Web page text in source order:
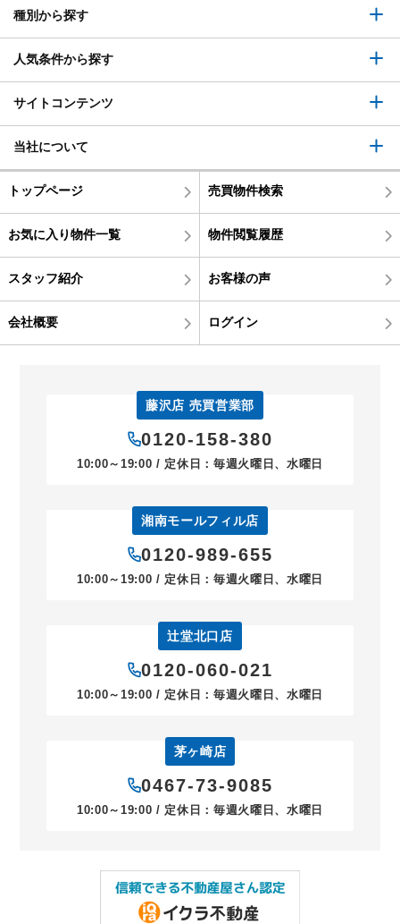
種別から探す
人気条件から探す
サイトコンテンツ
当社について
トップページ 売買物件検索
お気に入り物件一覧 物件閲覧履歴
スタッフ紹介 お客様の声
会社概要 ログイン
藤沢店 売買営業部
0120-158-380
10:00～19:00 / 定休日：毎週火曜日、水曜日
湘南モールフィル店
0120-989-655
10:00～19:00 / 定休日：毎週火曜日、水曜日
辻堂北口店
0120-060-021
10:00～19:00 / 定休日：毎週火曜日、水曜日
茅ヶ崎店
0467-73-9085
10:00～19:00 / 定休日：毎週火曜日、水曜日